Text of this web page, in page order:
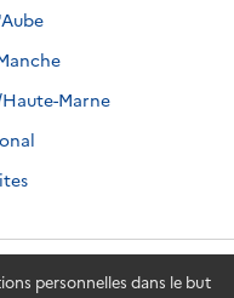
personnelles dans le but
Marne
droits réservés.